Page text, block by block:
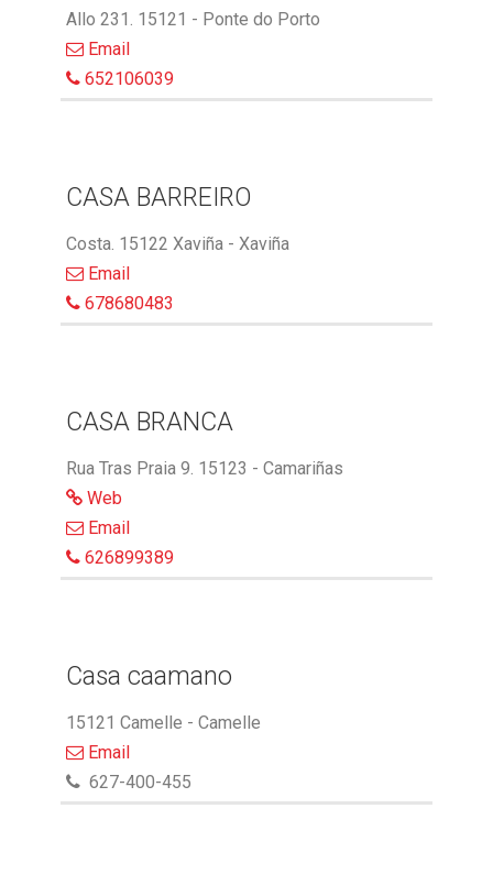
Allo 231. 15121 - Ponte do Porto
Email
652106039
CASA BARREIRO
Costa. 15122 Xaviña - Xaviña
Email
678680483
CASA BRANCA
Rua Tras Praia 9. 15123 - Camariñas
Web
Email
626899389
Casa caamano
15121 Camelle - Camelle
Email
627-400-455